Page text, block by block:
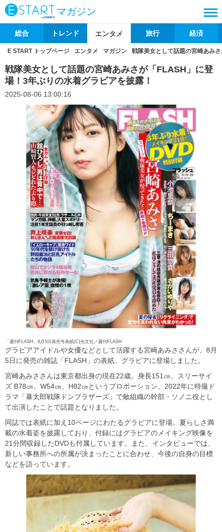
マガジン
総合 トレンド エンタメ 旅行 経済
E START トップページ エンタメ マガジン 戦隊美女として話題の宮崎あみ
戦隊美女として話題の宮崎あみさが「FLASH」に登
場！3年ぶりの水着グラビアを披露！
2025-08-06 13:00:16
「週刊FLASH」8月5日発売号表紙(C)光文社／週刊FLASH
グラビアアイドルや女優などとして活躍する宮崎あみささんが、8月
5日に発売の雑誌「FLASH」の表紙、グラビアに登場しました。
宮崎あみささんは東京都出身の現在22歳。身長151㎝、スリーサイ
ズ B78㎝、W54㎝、H82㎝というプロポーション。2022年に特撮ド
ラマ「暴太郎戦隊ドンブラザーズ」で敵組織の幹部・ソノニ役とし
て出演したことで話題となりました。
同誌では表紙に加え10ページにわたるグラビアに登場。夏らしさ満
載の水着姿を披露しており、付録にはグラビアのメイキング映像を
21分間収録したDVDも付属しています。また、インタビューでは、
新しい事務所への所属が決まったことに合わせ、今後の自身の目標
などを語っています。